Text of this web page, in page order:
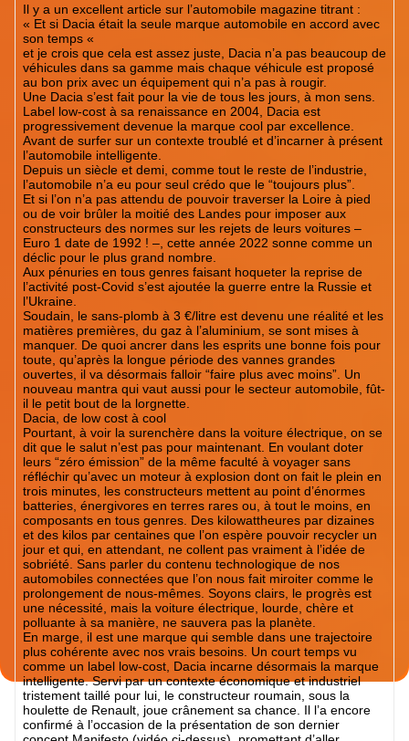
Il y a un excellent article sur l’automobile magazine titrant :
« Et si Dacia était la seule marque automobile en accord avec
son temps «
et je crois que cela est assez juste, Dacia n’a pas beaucoup de
véhicules dans sa gamme mais chaque véhicule est proposé
au bon prix avec un équipement qui n’a pas à rougir.
Une Dacia s’est fait pour la vie de tous les jours, à mon sens.
Label low-cost à sa renaissance en 2004, Dacia est
progressivement devenue la marque cool par excellence.
Avant de surfer sur un contexte troublé et d’incarner à présent
l’automobile intelligente.
Depuis un siècle et demi, comme tout le reste de l’industrie,
l’automobile n’a eu pour seul crédo que le “toujours plus”.
Et si l’on n’a pas attendu de pouvoir traverser la Loire à pied
ou de voir brûler la moitié des Landes pour imposer aux
constructeurs des normes sur les rejets de leurs voitures –
Euro 1 date de 1992 ! –, cette année 2022 sonne comme un
déclic pour le plus grand nombre.
Aux pénuries en tous genres faisant hoqueter la reprise de
l’activité post-Covid s’est ajoutée la guerre entre la Russie et
l’Ukraine.
Soudain, le sans-plomb à 3 €/litre est devenu une réalité et les
matières premières, du gaz à l’aluminium, se sont mises à
manquer. De quoi ancrer dans les esprits une bonne fois pour
toute, qu’après la longue période des vannes grandes
ouvertes, il va désormais falloir “faire plus avec moins”. Un
nouveau mantra qui vaut aussi pour le secteur automobile, fût-
il le petit bout de la lorgnette.
Dacia, de low cost à cool
Pourtant, à voir la surenchère dans la voiture électrique, on se
dit que le salut n’est pas pour maintenant. En voulant doter
leurs “zéro émission” de la même faculté à voyager sans
réfléchir qu’avec un moteur à explosion dont on fait le plein en
trois minutes, les constructeurs mettent au point d’énormes
batteries, énergivores en terres rares ou, à tout le moins, en
composants en tous genres. Des kilowattheures par dizaines
et des kilos par centaines que l’on espère pouvoir recycler un
jour et qui, en attendant, ne collent pas vraiment à l’idée de
sobriété. Sans parler du contenu technologique de nos
automobiles connectées que l’on nous fait miroiter comme le
prolongement de nous-mêmes. Soyons clairs, le progrès est
une nécessité, mais la voiture électrique, lourde, chère et
polluante à sa manière, ne sauvera pas la planète.
En marge, il est une marque qui semble dans une trajectoire
plus cohérente avec nos vrais besoins. Un court temps vu
comme un label low-cost, Dacia incarne désormais la marque
intelligente. Servi par un contexte économique et industriel
tristement taillé pour lui, le constructeur roumain, sous la
houlette de Renault, joue crânement sa chance. Il l’a encore
confirmé à l’occasion de la présentation de son dernier